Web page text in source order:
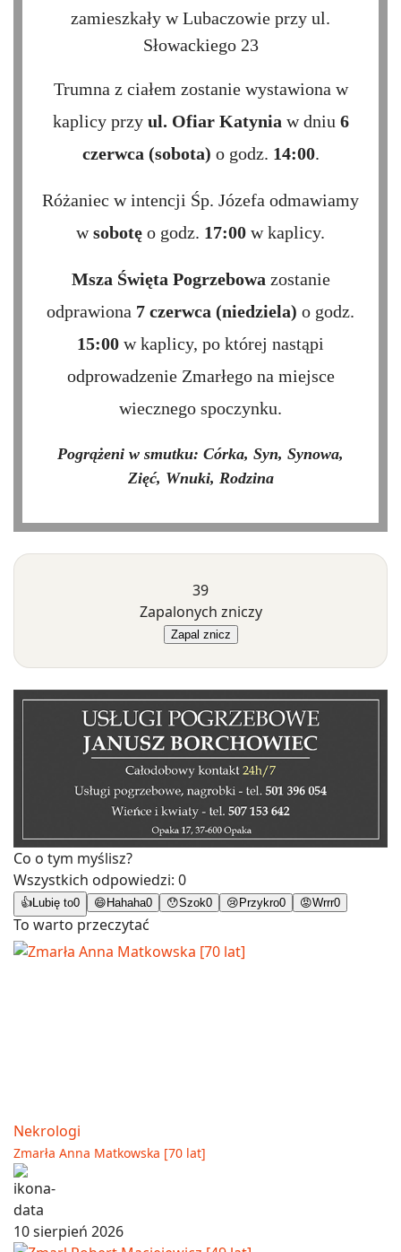
zamieszkały w Lubaczowie przy ul.
Słowackiego 23
Trumna z ciałem zostanie wystawiona w
kaplicy przy ul. Ofiar Katynia w dniu 6
czerwca (sobota) o godz. 14:00.
Różaniec w intencji Śp. Józefa odmawiamy
wsobotę o godz. 17:00 w kaplicy.
Msza Święta Pogrzebowa zostanie
odprawiona 7 czerwca (niedziela) o godz.
15:00 w kaplicy, po której nastąpi
odprowadzenie Zmarłego na miejsce
wiecznego spoczynku.
Pogrążeni w smutku: Córka, Syn, Synowa,
Zięć, Wnuki, Rodzina
39
Zapalonych zniczy
Zapal znicz
Co o tym myślisz?
Wszystkich odpowiedzi: 0
👍Lubię to0 😄 Hahaha0 😯Szok0 😢 Przykro0 😡Wrrr0
To warto przeczytać
Nekrologi
Zmarła Anna Matkowska [70 lat]
10 sierpień 2026